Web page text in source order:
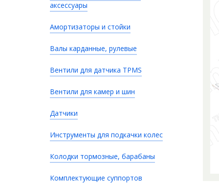
аксессуары
Амортизаторы и стойки
Валы карданные, рулевые
Вентили для датчика TPMS
Вентили для камер и шин
Датчики
Инструменты для подкачки колес
Колодки тормозные, барабаны
Комплектующие суппортов